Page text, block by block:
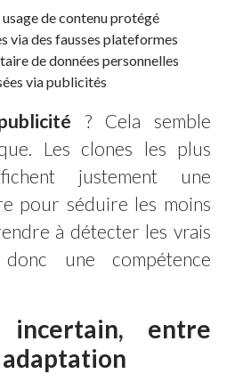
de contenu protégé
via des fausses plateformes
de données personnelles
via publicités
? Cela semble
Les clones les plus
justement une
pour séduire les moins
à détecter les vrais
une compétence
entre